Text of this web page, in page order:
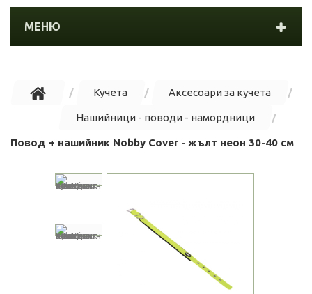
МЕНЮ
Кучета Аксесоари за кучета
Нашийници - поводи - намордници
Повод + нашийник Nobby Cover - жълт неон 30-40 см